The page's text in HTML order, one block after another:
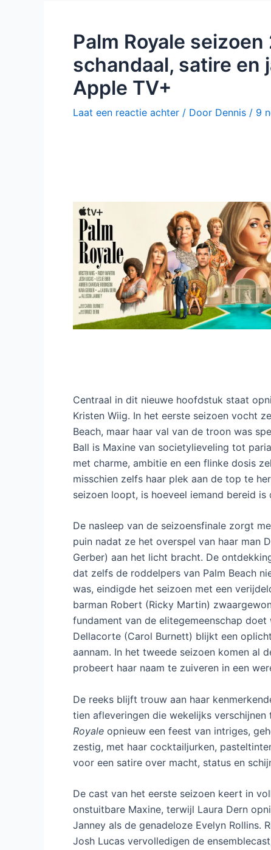
Palm Royale
schandaal, satire en
Apple TV+
Laat een reactie achter / Door Dennis / 9
Centraal in dit nieuwe hoofdstuk staat
Kristen Wiig. In het eerste seizoen vocht
Beach, maar haar val van de troon was
Ball is Maxine van societylieveling tot
met charme, ambitie en een flinke dosis
misschien zelfs haar plek aan de top te
seizoen loopt, is hoeveel iemand bereid
De nasleep van de seizoensfinale zorgt
puin nadat ze het overspel van haar man
Gerber) aan het licht bracht. De
dat zelfs de roddelpers van Palm Beach
was, eindigde het seizoen met een
barman Robert (Ricky Martin)
fundament van de elitegemeenschap
Dellacorte (Carol Burnett) blijkt een
aannam. In het tweede seizoen komen al
probeert haar naam te zuiveren in een
De reeks blijft trouw aan haar
tien afleveringen die wekelijks
Royale opnieuw een feest van intriges,
zestig, met haar cocktailjurken,
voor een satire over macht, status en
De cast van het eerste seizoen keert in
onstuitbare Maxine, terwijl Laura Dern
Janney als de genadeloze Evelyn Rollins.
Josh Lucas vervolledigen de